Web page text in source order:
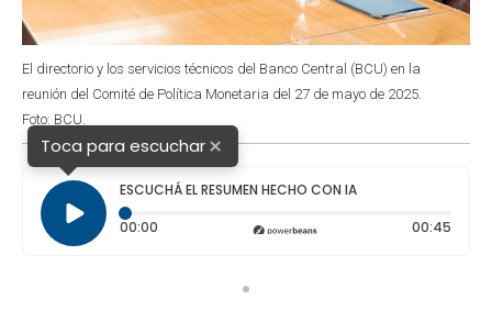
El directorio y los servicios técnicos del Banco Central (BCU) en la
reunión del Comité de Política Monetaria del 27 de mayo de 2025.
Foto: BCU.
Toca para escuchar×
ESCUCHÁ EL RESUMEN HECHO CON IA
00:00 Tiempo transcurrido: 0 segundos 00:45